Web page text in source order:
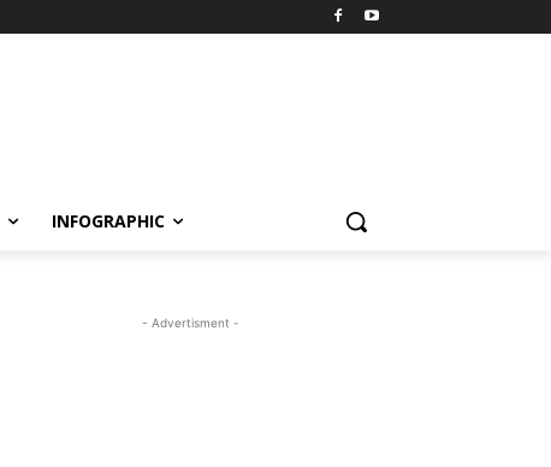
INFOGRAPHIC
- Advertisment -